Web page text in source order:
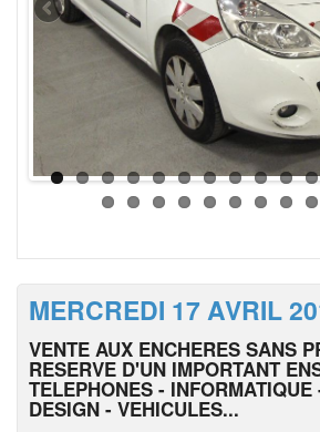
MERCREDI 17 AVRIL
VENTE AUX ENCHERES SANS
RESERVE D'UN IMPORTANT
TELEPHONES -
DESIGN - VEHICULES...